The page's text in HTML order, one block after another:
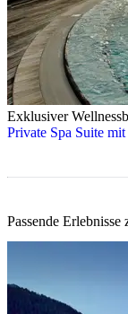
Exklusiver
Private Spa Suite
Passende